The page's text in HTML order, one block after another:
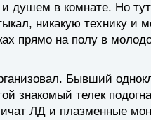
душем в комнате. Но
никакую технику и
прямо на полу в
Бывший
знакомый телек
ЛД и плазменные